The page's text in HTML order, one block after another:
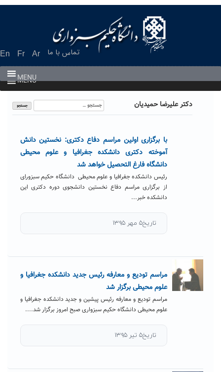
En Fr Ar تماس با ما
MENU
MENU
دکتر علیرضا حمیدیان
جستجو
برای:
با برگزاری اولین مراسم دفاع دکتری: نخستین دانش
آموخته دکتری دانشکده جغرافیا و علوم محیطی
دانشگاه فارغ التحصیل خواهد شد
رئیس دانشکده جفرافیا و علوم محیطی دانشگاه حکیم سبزورای
از برگزاری مراسم دفاع نخستین دانشجوی دوره دکتری این
دانشکده خبر...
تاریخ۵ مهر ۱۳۹۵
مراسم تودیع و معارفه رئیس جدید دانشکده جغرافیا و
علوم محیطی برگزار شد
مراسم تودیع و معارفه رئیس پیشین و جدید دانشکده جغرافیا و
علوم محیطی دانشگاه حکیم سبزواری صبح امروز برگزار شد....
تاریخ۵ تیر ۱۳۹۵